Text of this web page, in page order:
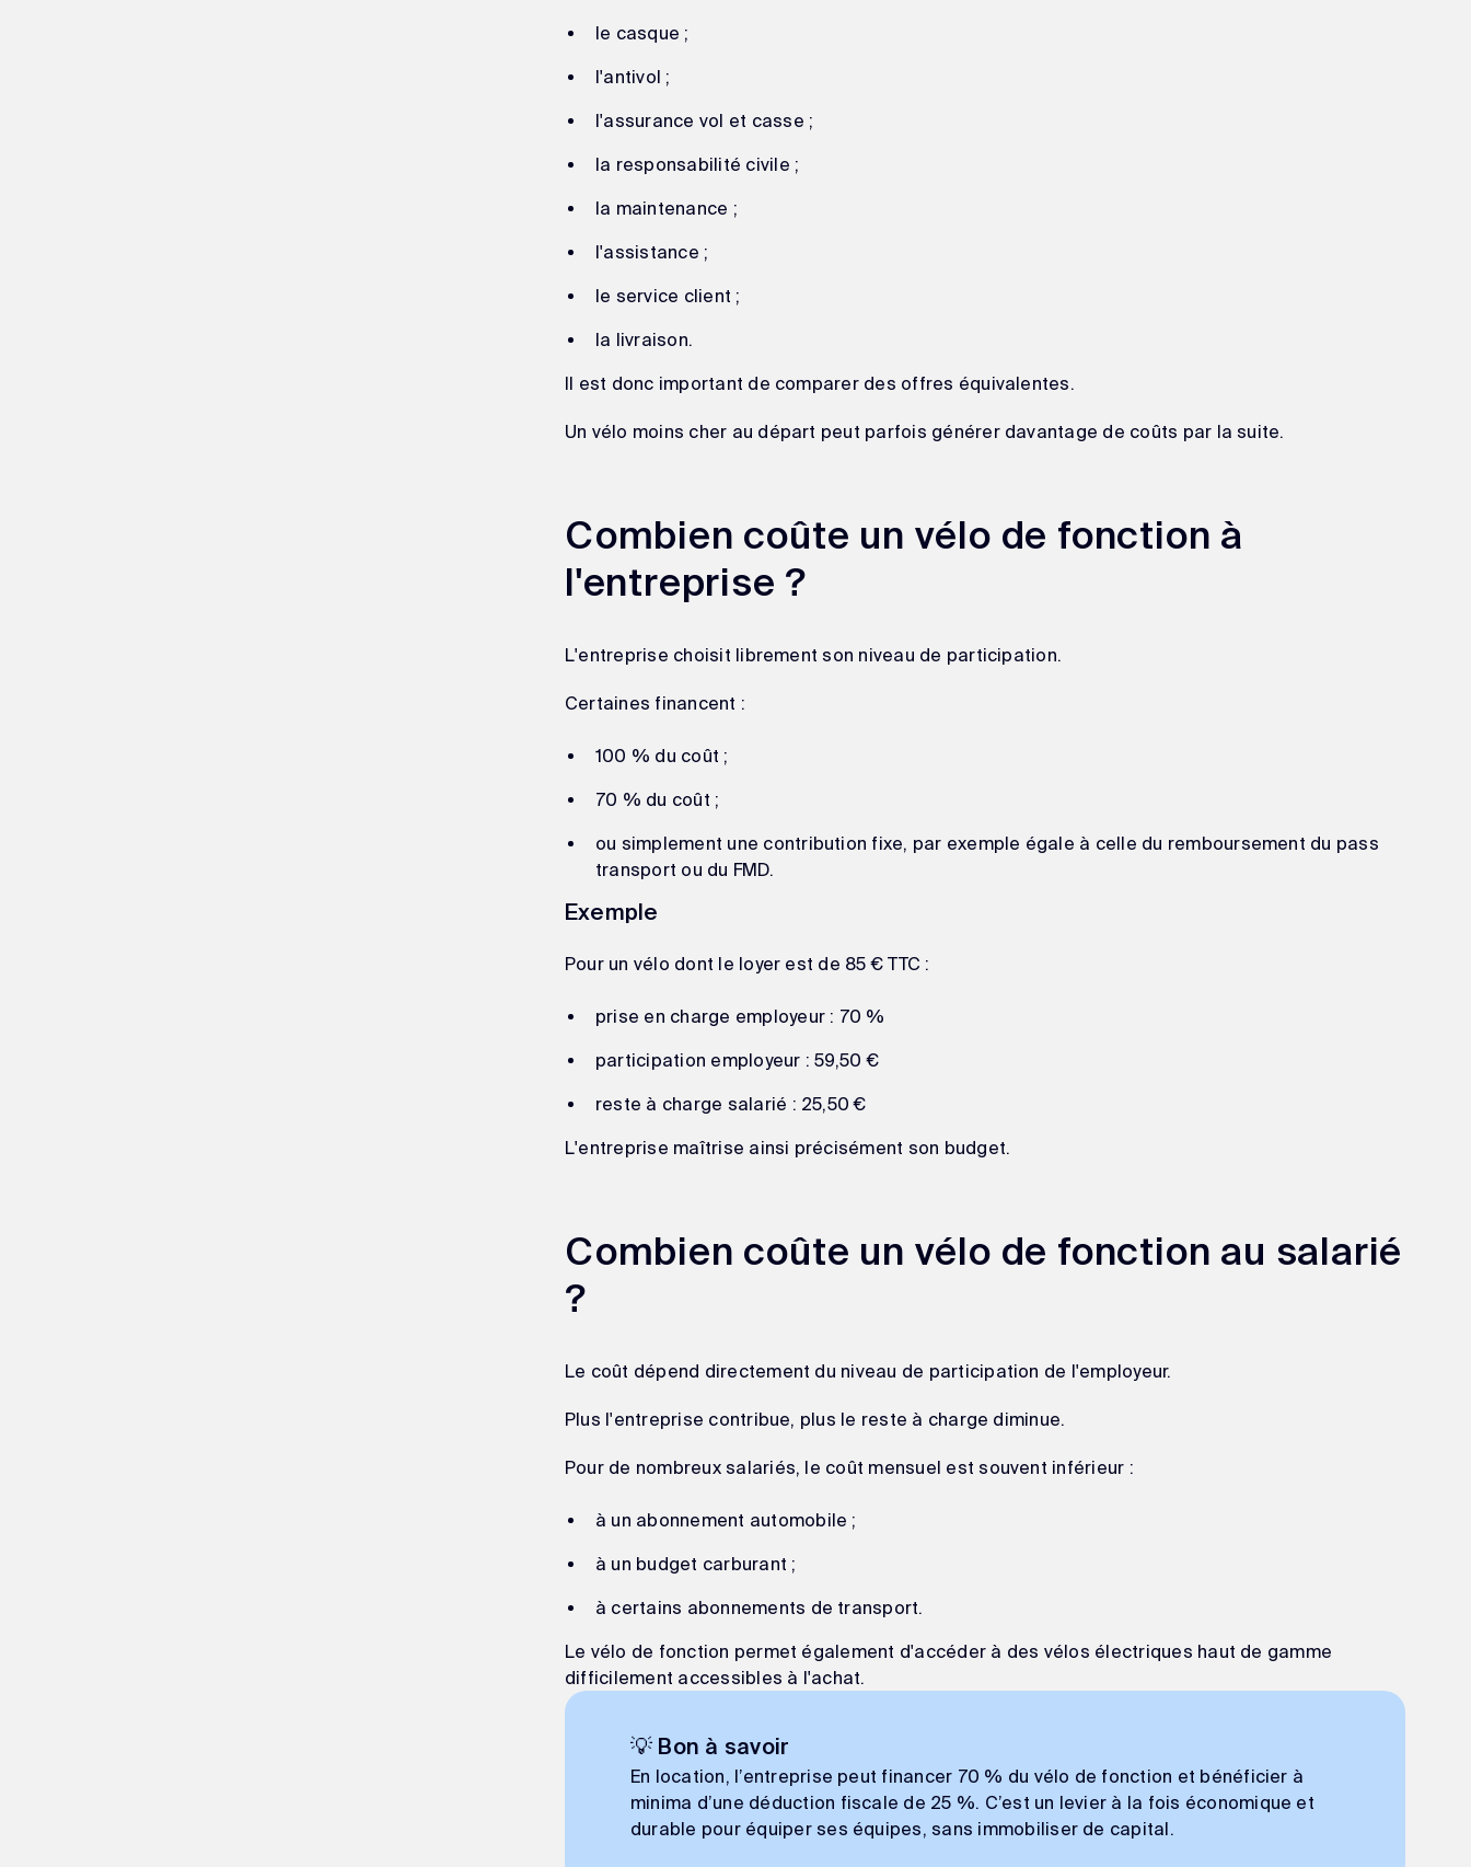
le casque ;
l'antivol ;
l'assurance vol et casse ;
la responsabilité civile ;
la maintenance ;
l'assistance ;
le service client ;
la livraison.
Il est donc important de comparer des offres équivalentes.
Un vélo moins cher au départ peut parfois générer davantage de coûts par la suite.
Combien coûte un vélo de fonction à
l'entreprise ?
L'entreprise choisit librement son niveau de participation.
Certaines financent :
100 % du coût ;
70 % du coût ;
ou simplement une contribution fixe, par exemple égale à celle du remboursement du pass
transport ou du FMD.
Exemple
Pour un vélo dont le loyer est de 85 € TTC :
prise en charge employeur : 70 %
participation employeur : 59,50 €
reste à charge salarié : 25,50 €
L'entreprise maîtrise ainsi précisément son budget.
Combien coûte un vélo de fonction au salarié
?
Le coût dépend directement du niveau de participation de l'employeur.
Plus l'entreprise contribue, plus le reste à charge diminue.
Pour de nombreux salariés, le coût mensuel est souvent inférieur :
à un abonnement automobile ;
à un budget carburant ;
à certains abonnements de transport.
Le vélo de fonction permet également d'accéder à des vélos électriques haut de gamme
difficilement accessibles à l'achat.
💡 Bon à savoir
En location, l’entreprise peut financer 70 % du vélo de fonction et bénéficier à
minima d’une déduction fiscale de 25 %. C’est un levier à la fois économique et
durable pour équiper ses équipes, sans immobiliser de capital.